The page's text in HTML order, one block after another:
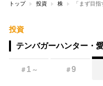
トップ 投資 株 「まず目
投資
テンバガーハンター・
＃ 1 ～ ＃9